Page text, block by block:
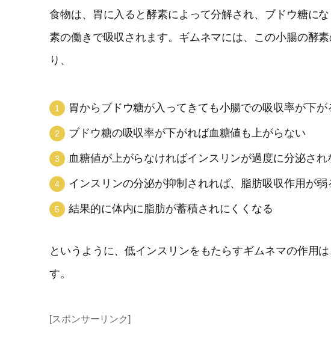
食物は、胃に入ると酵素によって分解され、ブドウ糖に
素の働きで吸収されます。ギムネマには、この小腸の酵
り、
胃からブドウ糖が入ってきても小腸での吸収率が下が
ブドウ糖の吸収率が下がれば血糖値も上がらない
血糖値が上がらなければインスリンが過度に分泌され
インスリンの分泌が抑制されれば、脂肪吸収作用が弱
結果的に体内に脂肪が蓄積されにくくなる
というように、低インスリンをもたらすギムネマの作用
す。
[スポンサーリンク]